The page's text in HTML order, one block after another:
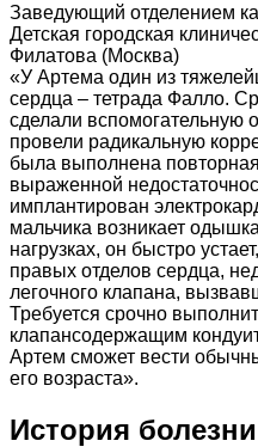
Заведующий отделением
Детская городская
Филатова (Москва)
«У Артема один из
сердца – тетрада Фалло.
сделали вспомогательную
провели радикальную
была выполнена
выраженной
имплантирован
мальчика возникает
нагрузках, он быстро
правых отделов сердца,
легочного клапана,
Требуется срочно
клапансодержащим
Артем сможет вести
его возраста».
История болезни